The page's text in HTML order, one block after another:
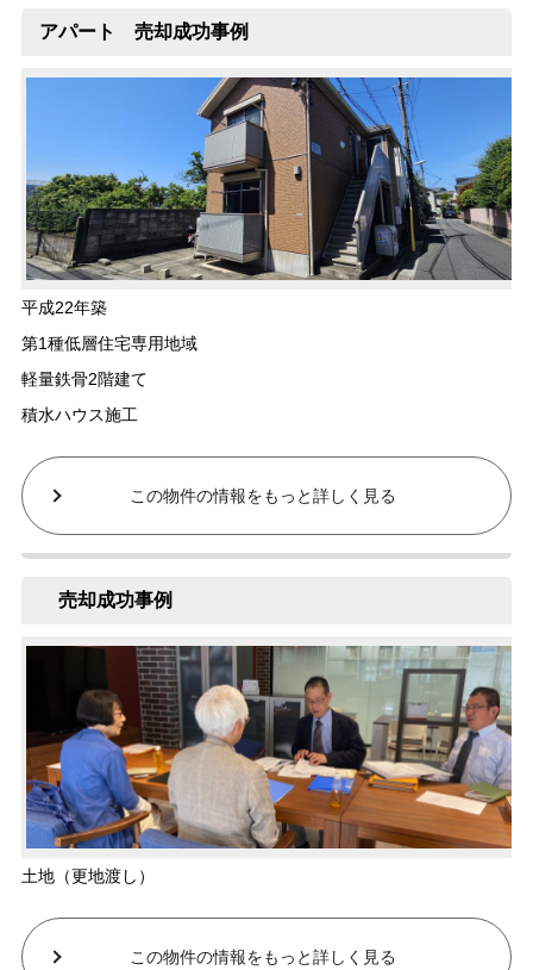
アパート 売却成功事例
平成22年築
第1種低層住宅専用地域
軽量鉄骨2階建て
積水ハウス施工
この物件の情報をもっと詳しく見る
売却成功事例
土地（更地渡し）
この物件の情報をもっと詳しく見る